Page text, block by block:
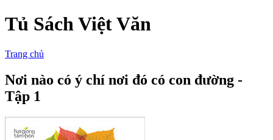
Tủ Sách Việt Văn
Trang chủ
Nơi nào có ý chí nơi đó có con đường -
Tập 1